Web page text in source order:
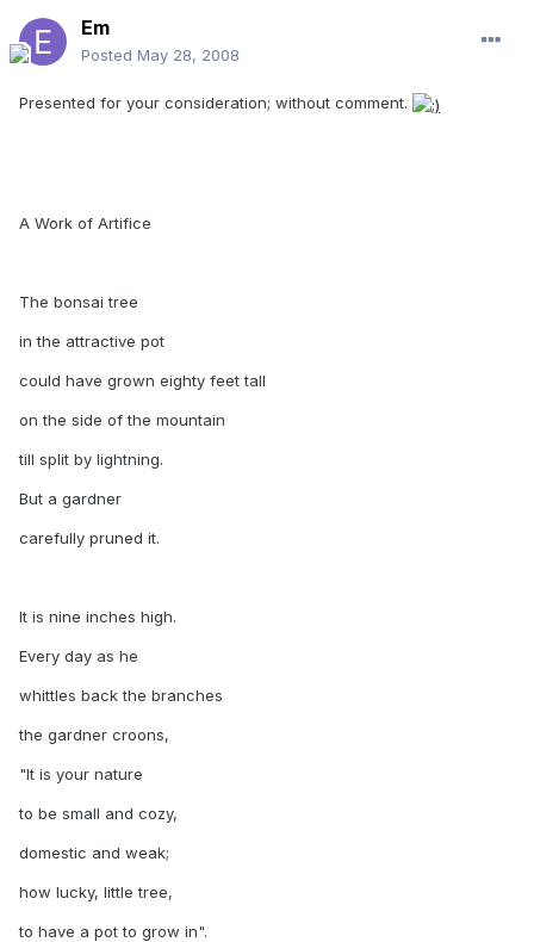
Em
Posted May 28, 2008
Presented for your consideration; without comment.
A Work of Artifice
The bonsai tree
in the attractive pot
could have grown eighty feet tall
on the side of the mountain
till split by lightning.
But a gardner
carefully pruned it.
It is nine inches high.
Every day as he
whittles back the branches
the gardner croons,
"It is your nature
to be small and cozy,
domestic and weak;
how lucky, little tree,
to have a pot to grow in".